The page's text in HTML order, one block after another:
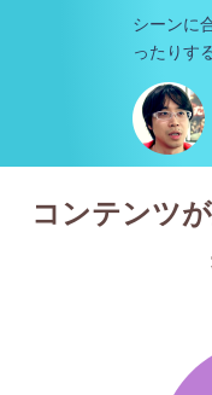
シーンに
ったりす
コンテンツ